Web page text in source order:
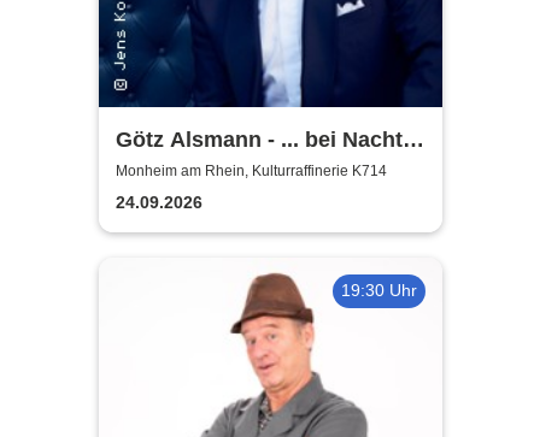
Götz Alsmann - ... bei Nacht
...
Monheim am Rhein, Kulturraffinerie K714
24.09.2026
19:30 Uhr